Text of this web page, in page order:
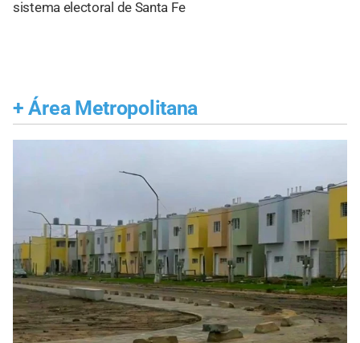
sistema electoral de Santa Fe
+ Área Metropolitana